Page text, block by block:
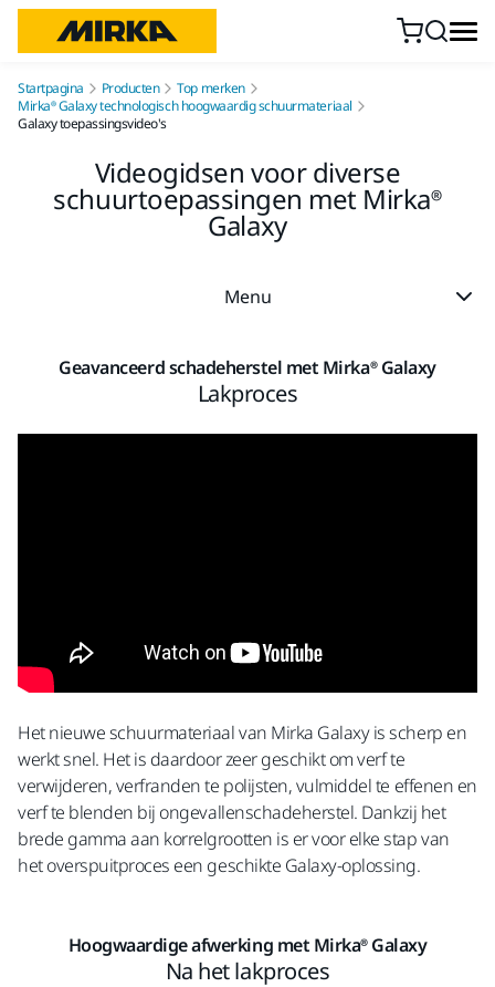
Doorgaan naar inhoud
Startpagina Producten
Top merken
Mirka® Galaxy technologisch hoogwaardig schuurmateriaal
Galaxy toepassingsvideo's
Videogidsen voor diverse
schuurtoepassingen met Mirka®
Galaxy
Menu
Geavanceerd schadeherstel met Mirka® Galaxy
Lakproces
Het nieuwe schuurmateriaal van Mirka Galaxy is scherp en
werkt snel. Het is daardoor zeer geschikt om verf te
verwijderen, verfranden te polijsten, vulmiddel te effenen en
verf te blenden bij ongevallenschadeherstel. Dankzij het
brede gamma aan korrelgrootten is er voor elke stap van
het overspuitproces een geschikte Galaxy-oplossing.
Hoogwaardige afwerking met Mirka® Galaxy
Na het lakproces